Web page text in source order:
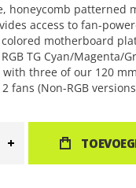
honeycomb patterned
access to fan-
colored motherboard
TG Cyan/Magenta/
with three of our 120
fans (Non-RGB